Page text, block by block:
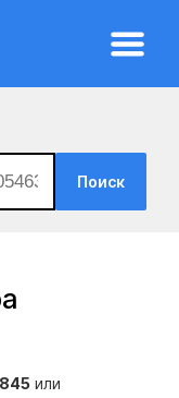
Поиск
или